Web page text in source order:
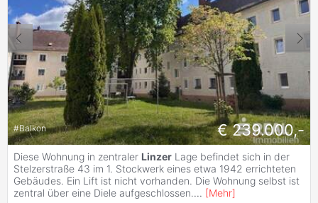
#Balkon € 239.000,-
Diese Wohnung in zentraler Linzer Lage befindet sich in der
Stelzerstraße 43 im 1. Stockwerk eines etwa 1942 errichteten
Gebäudes. Ein Lift ist nicht vorhanden. Die Wohnung selbst ist
zentral über eine Diele aufgeschlossen.... [Mehr]